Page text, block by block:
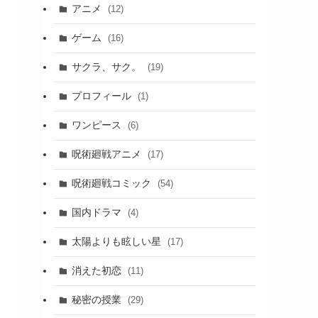
アニメ (12)
ゲーム (16)
サクラ、サク。 (19)
プロフィール (1)
ワンピース (6)
呪術廻戦アニメ (17)
呪術廻戦コミック (54)
国内ドラマ (4)
太陽よりも眩しい星 (17)
消えた初恋 (11)
秘密の授業 (29)